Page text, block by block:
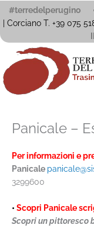
Vai
al
#terredelperugino
| Corciano T. +39 075
Panicale –
Per informazioni e
Panicale
3299600
• Scopri Panicale
Scopri un pittoresco